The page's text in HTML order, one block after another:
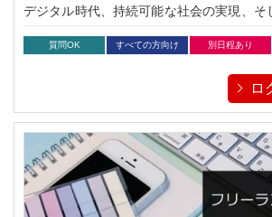
デジタル時代、持続可能な社会の実現、そ
求められる現代。独占禁止法は企業の競争
鍵となります。本セミナーでは、体系的な
される執行事例や最新の法動向を掘り下げ
例を通じて、ビジネス環境で活用できる
ます。法務担当者や経営層の皆様、ぜひご
質問OK すべての方向け 別日程あり
ロ